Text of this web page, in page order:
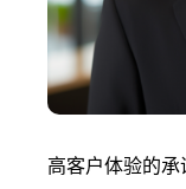
高客户体验的承